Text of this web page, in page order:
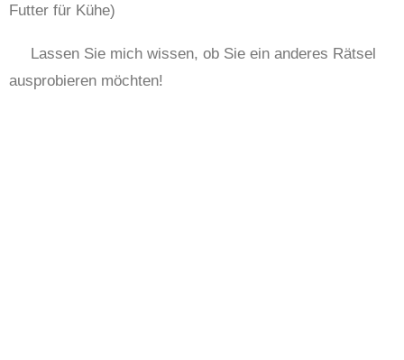
Futter für Kühe)
Lassen Sie mich wissen, ob Sie ein anderes Rätsel
ausprobieren möchten!